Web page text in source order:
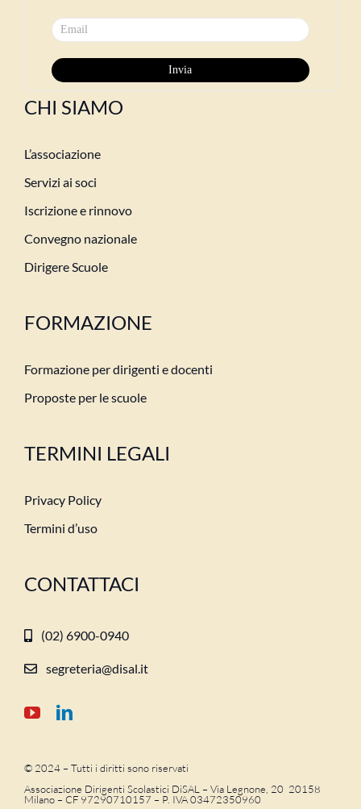
CHI SIAMO
L’associazione
Servizi ai soci
Iscrizione e rinnovo
Convegno nazionale
Dirigere Scuole
FORMAZIONE
Formazione per dirigenti e docenti
Proposte per le scuole
TERMINI LEGALI
Privacy Policy
Termini d’uso
CONTATTACI
(02) 6900-0940
segreteria@disal.it
© 2024 – Tutti i diritti sono riservati
Associazione Dirigenti Scolastici DiSAL – Via Legnone, 20 20158
Milano – CF 97290710157 – P. IVA 03472350960